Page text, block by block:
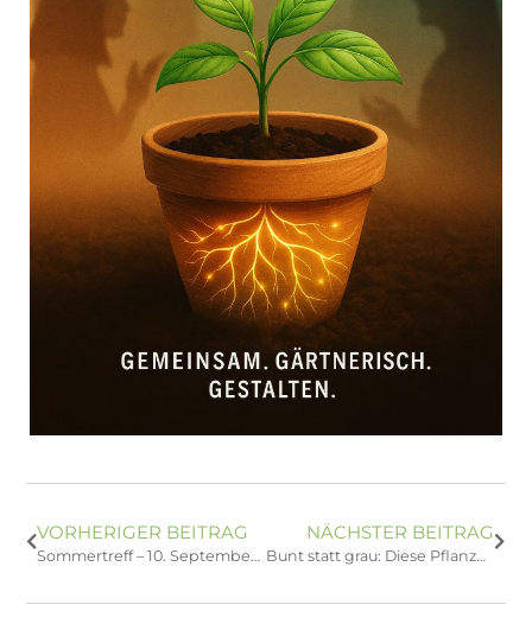
VORHERIGER BEITRAG
Sommertreff – 10. September in Berlin
NÄCHSTER BEITRAG
Bunt statt grau: Diese Pflanzen bringen Farbe in den Herbst